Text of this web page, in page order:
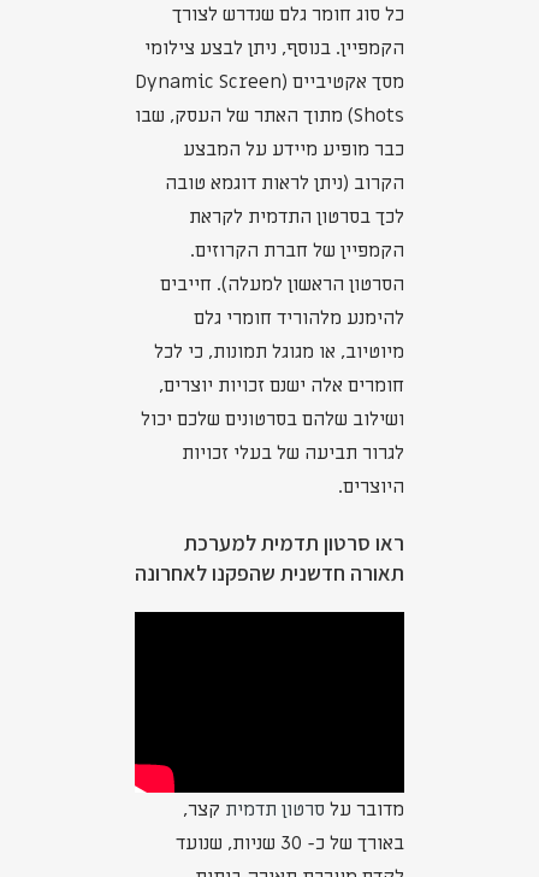
כל סוג חומר גלם שנדרש לצורך
הקמפיין. בנוסף, ניתן לבצע צילומי
מסך אקטיביים (Dynamic Screen
Shots) מתוך האתר של העסק, שבו
כבר מופיע מיידע על המבצע
הקרוב (ניתן לראות דוגמא טובה
לכך בסרטון התדמית לקראת
הקמפיין של חברת הקרוזים.
הסרטון הראשון למעלה). חייבים
להימנע מלהוריד חומרי גלם
מיוטיוב, או מגוגל תמונות, כי לכל
חומרים אלה ישנם זכויות יוצרים,
ושילוב שלהם בסרטונים שלכם יכול
לגרור תביעה של בעלי זכויות
היוצרים.
ראו סרטון תדמית למערכת
תאורה חדשנית שהפקנו לאחרונה
מדובר על סרטון תדמית קצר,
באורך של כ- 30 שניות, שנועד